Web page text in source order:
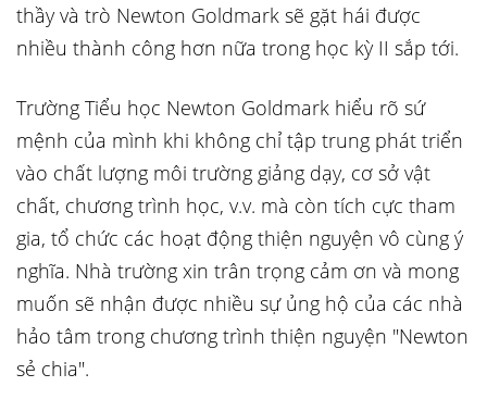
thầy và trò Newton Goldmark sẽ gặt hái được
nhiều thành công hơn nữa trong học kỳ II sắp tới.
Trường Tiểu học Newton Goldmark hiểu rõ sứ
mệnh của mình khi không chỉ tập trung phát triển
vào chất lượng môi trường giảng dạy, cơ sở vật
chất, chương trình học, v.v. mà còn tích cực tham
gia, tổ chức các hoạt động thiện nguyện vô cùng ý
nghĩa. Nhà trường xin trân trọng cảm ơn và mong
muốn sẽ nhận được nhiều sự ủng hộ của các nhà
hảo tâm trong chương trình thiện nguyện "Newton
sẻ chia".